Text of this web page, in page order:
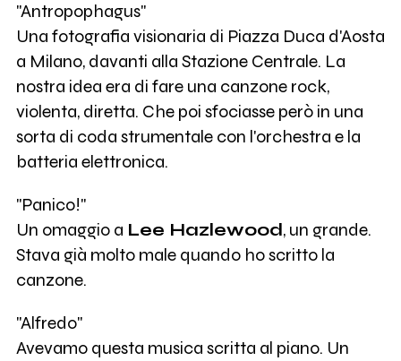
"Antropophagus"
Una fotografia visionaria di Piazza Duca d'Aosta
a Milano, davanti alla Stazione Centrale. La
nostra idea era di fare una canzone rock,
violenta, diretta. Che poi sfociasse però in una
sorta di coda strumentale con l'orchestra e la
batteria elettronica.
"Panico!"
Un omaggio a Lee Hazlewood, un grande.
Stava già molto male quando ho scritto la
canzone.
"Alfredo"
Avevamo questa musica scritta al piano. Un